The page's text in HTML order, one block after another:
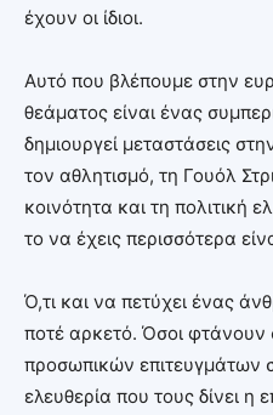
έχουν οι ίδιοι.
Αυτό που βλέπουμε στην
θεάματος είναι ένας
δημιουργεί μεταστάσεις
τον αθλητισμό, τη Γουόλ
κοινότητα και τη πολιτική
το να έχεις περισσότερα
Ό,τι και να πετύχει ένας
ποτέ αρκετό. Όσοι
προσωπικών επιτευγμάτων
ελευθερία που τους δίνει η